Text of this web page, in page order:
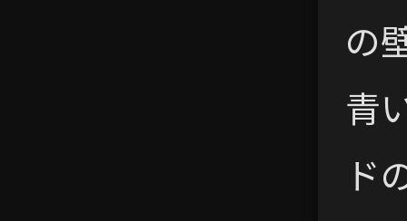
の
青
ド